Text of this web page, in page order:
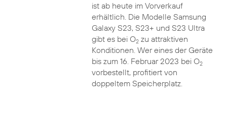
ist ab heute im Vorverkauf
erhältlich. Die Modelle Samsung
Galaxy S23, S23+ und S23 Ultra
gibt es bei O2zu attraktiven
Konditionen. Wer eines der Geräte
bis zum 16. Februar 2023 bei O2
vorbestellt, profitiert von
doppeltem Speicherplatz.